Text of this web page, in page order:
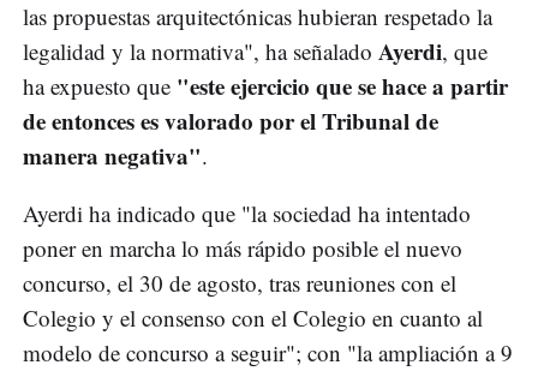
las propuestas arquitectónicas hubieran respetado la
legalidad y la normativa", ha señalado Ayerdi, que
ha expuesto que "este ejercicio que se hace a partir
de entonces es valorado por el Tribunal de
manera negativa".
Ayerdi ha indicado que "la sociedad ha intentado
poner en marcha lo más rápido posible el nuevo
concurso, el 30 de agosto, tras reuniones con el
Colegio y el consenso con el Colegio en cuanto al
modelo de concurso a seguir"; con "la ampliación a 9